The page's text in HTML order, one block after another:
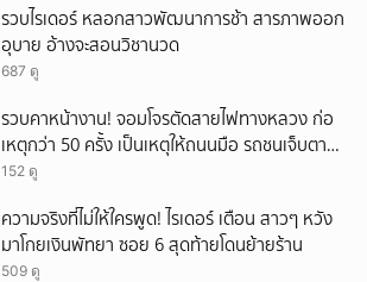
รวบไรเดอร์ หลอกสาวพัฒนาการช้า สารภาพออก
อุบาย อ้างจะสอนวิชานวด
687 ดู
รวบคาหน้างาน! จอมโจรตัดสายไฟทางหลวง ก่อ
เหตุกว่า 50 ครั้ง เป็นเหตุให้ถนนมือ รถชนเจ็บตาย
หลายสิบราย เสียหายราว 10 ล้าน
152 ดู
ความจริงที่ไม่ให้ใครพูด! ไรเดอร์ เตือน สาวๆ หวัง
มาโกยเงินพัทยา ซอย 6 สุดท้ายโดนย้ายร้าน
509 ดู